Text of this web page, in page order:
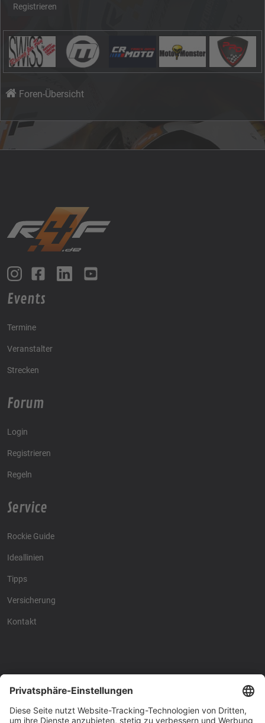
Registrieren
Foren-Übersicht
Events
Termine
Veranstalter
Strecken
Forum
Login
Registrieren
Regeln
Service
Rockie Guide
Ideallinien
Tipps
Versicherung
Kontakt